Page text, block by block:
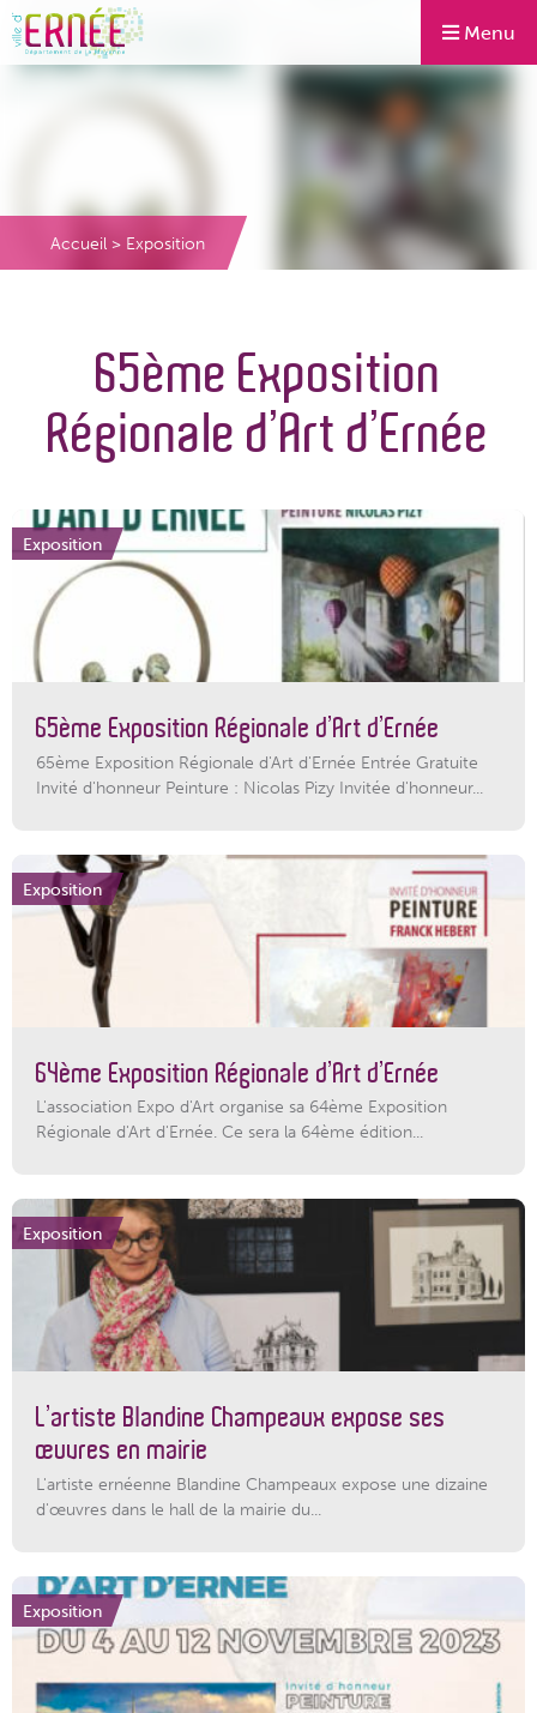
Menu
Accueil > Exposition
65ème Exposition
Régionale d’Art d’Ernée
Exposition
65ème Exposition Régionale d’Art d’Ernée
65ème Exposition Régionale d'Art d'Ernée Entrée Gratuite
Invité d'honneur Peinture : Nicolas Pizy Invitée d'honneur...
Exposition
64ème Exposition Régionale d’Art d’Ernée
L'association Expo d'Art organise sa 64ème Exposition
Régionale d'Art d'Ernée. Ce sera la 64ème édition...
Exposition
L’artiste Blandine Champeaux expose ses
œuvres en mairie
L'artiste ernéenne Blandine Champeaux expose une dizaine
d'œuvres dans le hall de la mairie du...
Exposition